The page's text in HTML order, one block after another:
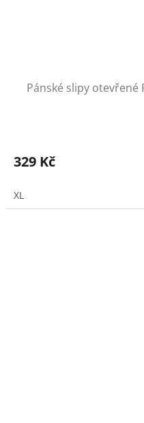
Pánské slipy otevřené
329 Kč
XL